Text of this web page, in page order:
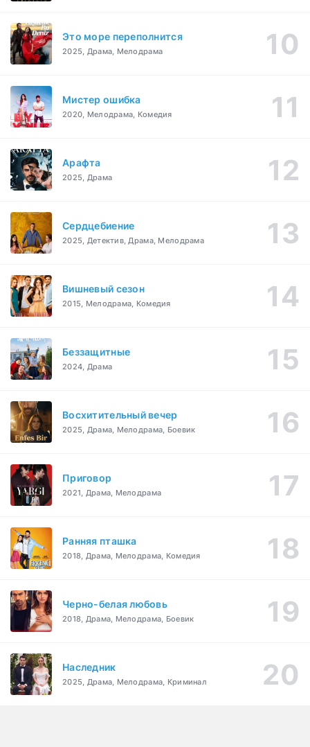
Это море переполнится
2025, Драма, Мелодрама
Мистер ошибка
2020, Мелодрама, Комедия
Арафта
2025, Драма
Сердцебиение
2025, Детектив, Драма, Мелодрама
Вишневый сезон
2015, Мелодрама, Комедия
Беззащитные
2024, Драма
Восхитительный вечер
2025, Драма, Мелодрама, Боевик
Приговор
2021, Драма, Мелодрама
Ранняя пташка
2018, Драма, Мелодрама, Комедия
Черно-белая любовь
2018, Драма, Мелодрама, Боевик
Наследник
2025, Драма, Мелодрама, Криминал